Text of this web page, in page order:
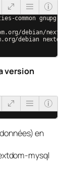
common gnupg
debian/
debian
version
en
mysql